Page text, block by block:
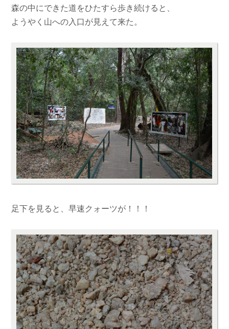
森の中にできた道をひたすら歩き続けると、
ようやく山への入口が見えて来た。
足下を見ると、早速クォーツが！！！